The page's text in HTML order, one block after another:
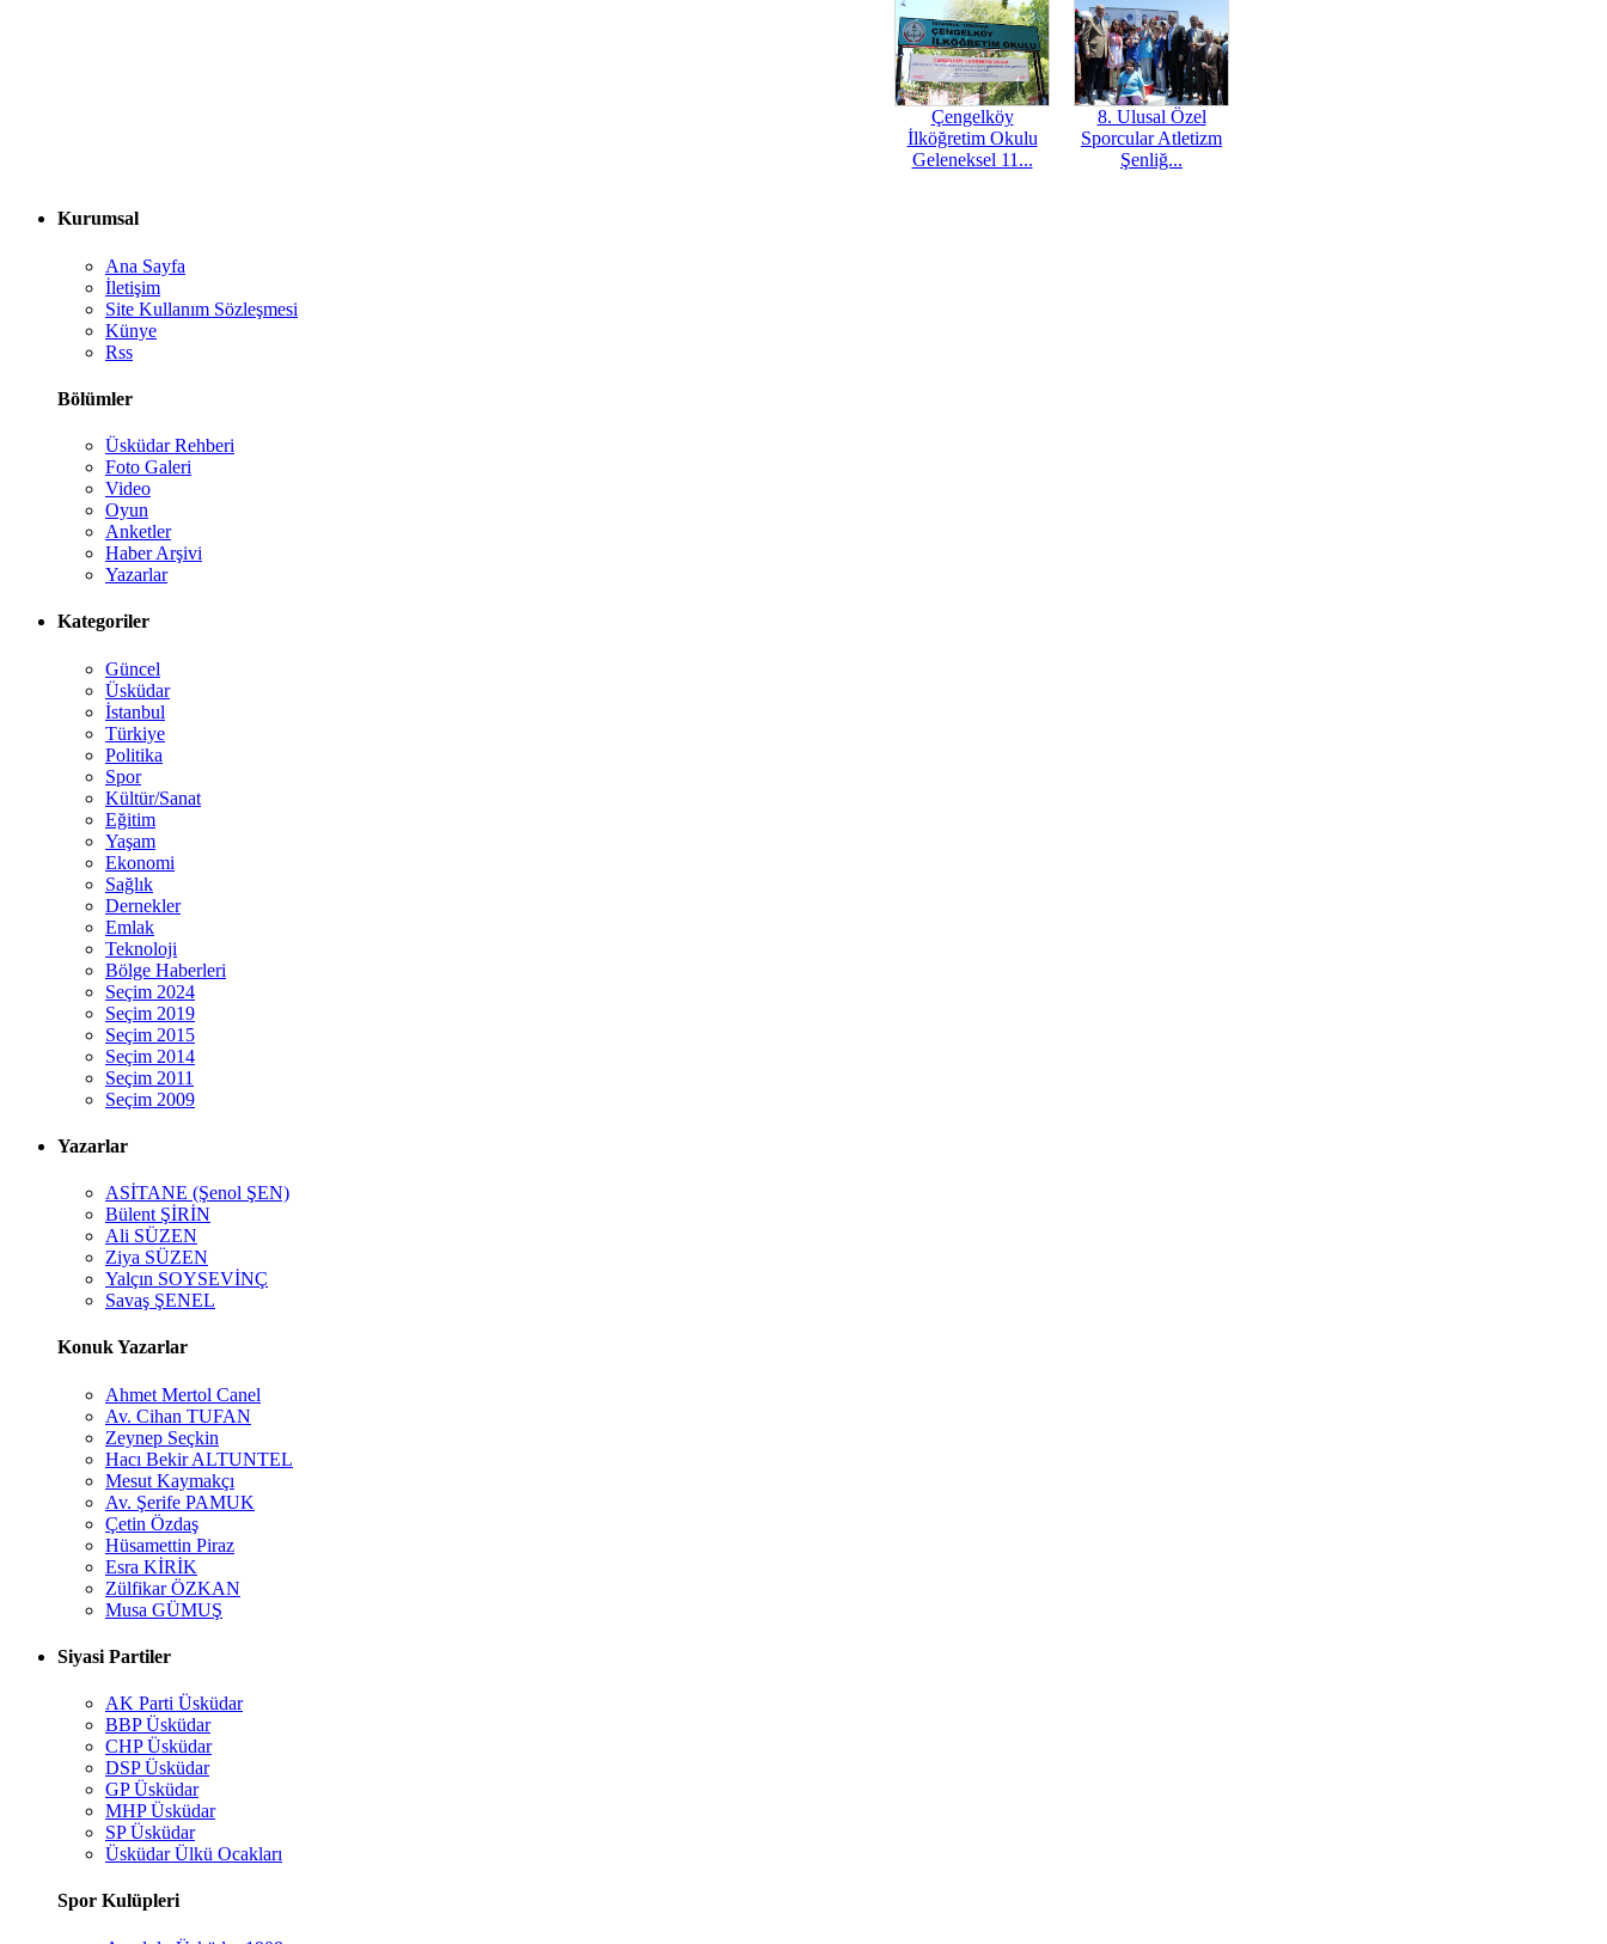
Çengelköy
İlköğretim Okulu
Geleneksel 11...
8. Ulusal Özel
Sporcular Atletizm
Şenliğ...
Kurumsal
Ana Sayfa
İletişim
Site Kullanım Sözleşmesi
Künye
Rss
Bölümler
Üsküdar Rehberi
Foto Galeri
Video
Oyun
Anketler
Haber Arşivi
Yazarlar
Kategoriler
Güncel
Üsküdar
İstanbul
Türkiye
Politika
Spor
Kültür/Sanat
Eğitim
Yaşam
Ekonomi
Sağlık
Dernekler
Emlak
Teknoloji
Bölge Haberleri
Seçim 2024
Seçim 2019
Seçim 2015
Seçim 2014
Seçim 2011
Seçim 2009
Yazarlar
ASİTANE (Şenol ŞEN)
Bülent ŞİRİN
Ali SÜZEN
Ziya SÜZEN
Yalçın SOYSEVİNÇ
Savaş ŞENEL
Konuk Yazarlar
Ahmet Mertol Canel
Av. Cihan TUFAN
Zeynep Seçkin
Hacı Bekir ALTUNTEL
Mesut Kaymakçı
Av. Şerife PAMUK
Çetin Özdaş
Hüsamettin Piraz
Esra KİRİK
Zülfikar ÖZKAN
Musa GÜMUŞ
Siyasi Partiler
AK Parti Üsküdar
BBP Üsküdar
CHP Üsküdar
DSP Üsküdar
GP Üsküdar
MHP Üsküdar
SP Üsküdar
Üsküdar Ülkü Ocakları
Spor Kulüpleri